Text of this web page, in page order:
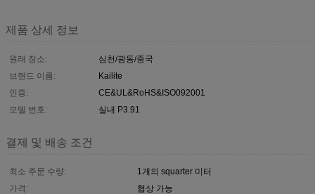
제품 상세 정보
원래 장소:
심천/광동/중국
브랜드 이름:
Kailite
인증:
CE&UL&RoHS&ISO092001
모델 번호:
실내 P3.91
결제 및 배송 조건
최소 주문 수량:
1개의 squarter 미터
가격:
협상 가능